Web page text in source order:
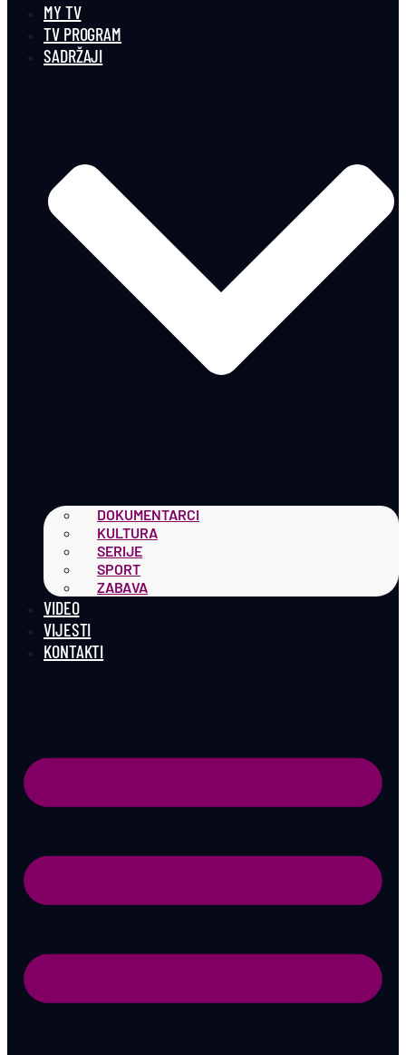
MY TV
TV PROGRAM
SADRŽAJI
DOKUMENTARCI
KULTURA
SERIJE
SPORT
ZABAVA
VIDEO
VIJESTI
KONTAKTI